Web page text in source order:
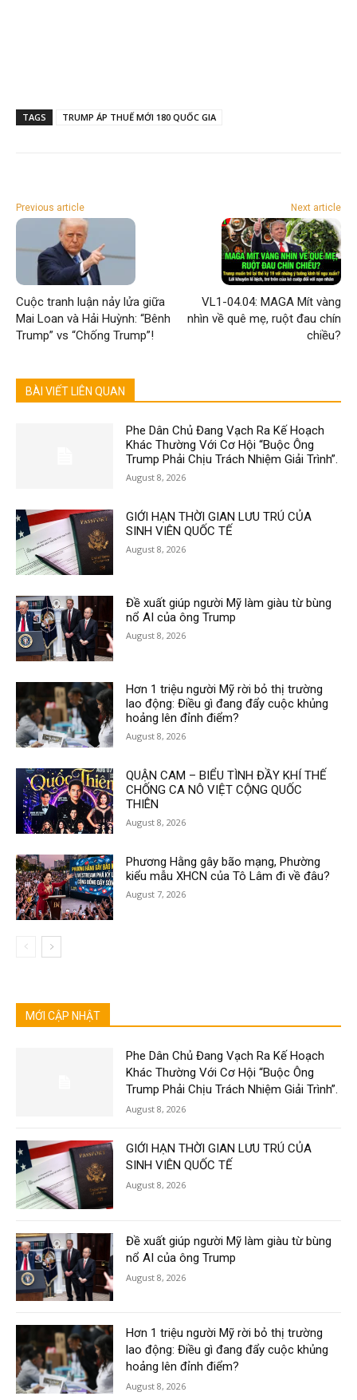
TAGS TRUMP ÁP THUẾ MỚI 180 QUỐC GIA
Previous article
Cuộc tranh luận nảy lửa giữa
Mai Loan và Hải Huỳnh: “Bênh
Trump” vs “Chống Trump”!
Next article
VL1-04.04: MAGA Mít vàng
nhìn về quê mẹ, ruột đau chín
chiều?
BÀI VIẾT LIÊN QUAN
Phe Dân Chủ Đang Vạch Ra Kế Hoạch
Khác Thường Với Cơ Hội “Buộc Ông
Trump Phải Chịu Trách Nhiệm Giải Trình”.
August 8, 2026
GIỚI HẠN THỜI GIAN LƯU TRÚ CỦA
SINH VIÊN QUỐC TẾ
August 8, 2026
Đề xuất giúp người Mỹ làm giàu từ bùng
nổ AI của ông Trump
August 8, 2026
Hơn 1 triệu người Mỹ rời bỏ thị trường
lao động: Điều gì đang đẩy cuộc khủng
hoảng lên đỉnh điểm?
August 8, 2026
QUẬN CAM – BIỂU TÌNH ĐẦY KHÍ THẾ
CHỐNG CA NÔ VIỆT CỘNG QUỐC
THIÊN
August 8, 2026
Phương Hằng gây bão mạng, Phường
kiểu mẫu XHCN của Tô Lâm đi về đâu?
August 7, 2026
MỚI CẬP NHẬT
Phe Dân Chủ Đang Vạch Ra Kế Hoạch
Khác Thường Với Cơ Hội “Buộc Ông
Trump Phải Chịu Trách Nhiệm Giải Trình”.
August 8, 2026
GIỚI HẠN THỜI GIAN LƯU TRÚ CỦA
SINH VIÊN QUỐC TẾ
August 8, 2026
Đề xuất giúp người Mỹ làm giàu từ bùng
nổ AI của ông Trump
August 8, 2026
Hơn 1 triệu người Mỹ rời bỏ thị trường
lao động: Điều gì đang đẩy cuộc khủng
hoảng lên đỉnh điểm?
August 8, 2026